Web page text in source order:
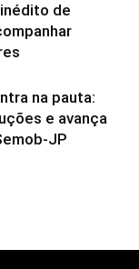
de
na pauta:
e avança
JP